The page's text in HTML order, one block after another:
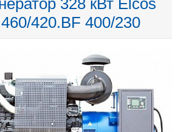
328 кВт Elcos
420.BF 400/230